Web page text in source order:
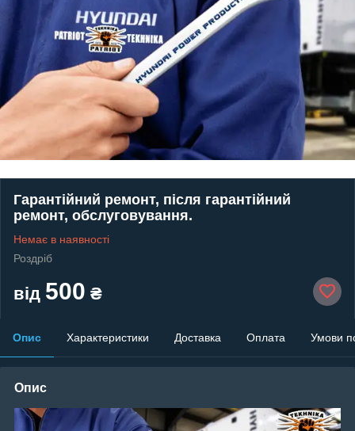
Гарантійний ремонт, після гарантійний
ремонт, обслуговування.
Немає в наявності
Роздріб
від 500 ₴
Опис Характеристики Доставка Оплата Умови
Опис